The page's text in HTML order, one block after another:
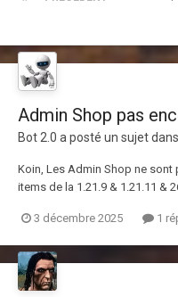
Admin Shop pas
Bot 2.0 a posté un sujet dans
Koin, Les Admin Shop ne sont
items de la 1.21.9 & 1.21.11 &
3 décembre 2025 1